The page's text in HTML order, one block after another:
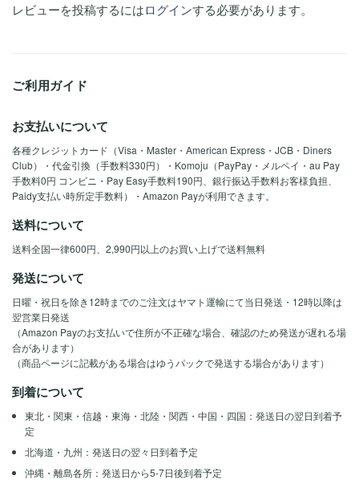
レビューを投稿するにはログインする必要があります。
ご利用ガイド
お支払いについて
各種クレジットカード（Visa・Master・American Express・JCB・Diners
Club）・代金引換（手数料330円）・Komoju（PayPay・メルペイ・au Pay
手数料0円 コンビニ・Pay Easy手数料190円、銀行振込手数料お客様負担、
Paidy支払い時所定手数料）・Amazon Payが利用できます。
送料について
送料全国一律600円、2,990円以上のお買い上げで送料無料
発送について
日曜・祝日を除き12時までのご注文はヤマト運輸にて当日発送・12時以降は
翌営業日発送
（Amazon Payのお支払いで住所が不正確な場合、確認のため発送が遅れる場
合があります）
（商品ページに記載がある場合はゆうパックで発送する場合があります）
到着について
東北・関東・信越・東海・北陸・関西・中国・四国：発送日の翌日到着予
定
北海道・九州：発送日の翌々日到着予定
沖縄・離島各所：発送日から5-7日後到着予定